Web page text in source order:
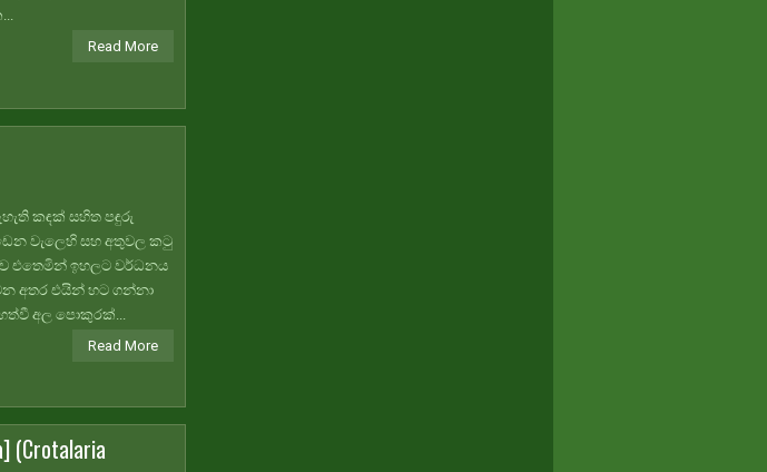
Read More
කඳක් සහිත පඳුරු
වැලෙහි සහ අතුවල කටු
එතෙමින් ඉහලට වර්ධනය
අතර එයින් හට ගන්නා
අල පොකුරක්...
Read More